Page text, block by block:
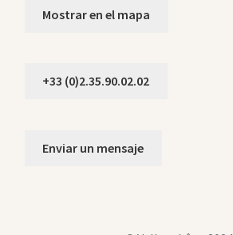
Mostrar en el mapa
+33 (0)2.35.90.02.02
Enviar un mensaje